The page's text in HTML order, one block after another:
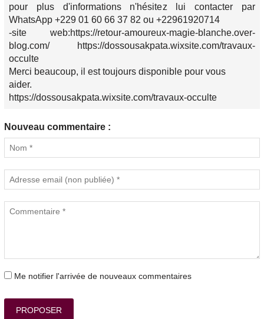
pour plus d'informations n'hésitez lui contacter par
WhatsApp +229 01 60 66 37 82 ou +22961920714
-site web:https://retour-amoureux-magie-blanche.over-
blog.com/ https://dossousakpata.wixsite.com/travaux-
occulte
Merci beaucoup, il est toujours disponible pour vous
aider.
https://dossousakpata.wixsite.com/travaux-occulte
Nouveau commentaire :
Me notifier l'arrivée de nouveaux commentaires
PROPOSER